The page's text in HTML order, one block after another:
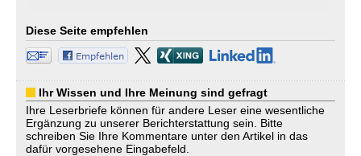
Diese Seite empfehlen
Ihr Wissen und Ihre Meinung sind gefragt
Ihre Leserbriefe können für andere Leser eine wesentliche
Ergänzung zu unserer Berichterstattung sein. Bitte
schreiben Sie Ihre Kommentare unter den Artikel in das
dafür vorgesehene Eingabefeld.